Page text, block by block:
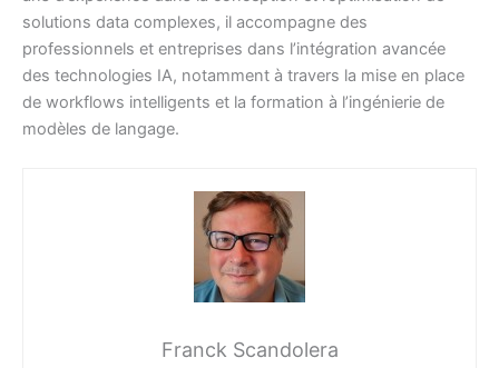
solutions data complexes, il accompagne des
professionnels et entreprises dans l’intégration avancée
des technologies IA, notamment à travers la mise en place
de workflows intelligents et la formation à l’ingénierie de
modèles de langage.
Franck Scandolera